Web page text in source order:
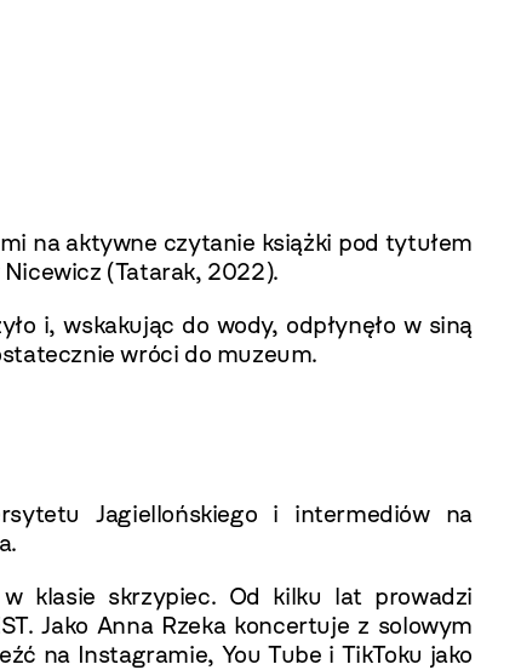
na aktywne czytanie książki pod tytułem
(Tatarak, 2022).
i, wskakując do wody, odpłynęło w siną
wróci do muzeum.
Jagiellońskiego i intermediów na
klasie skrzypiec. Od kilku lat prowadzi
Jako Anna Rzeka koncertuje z solowym
na Instagramie, You Tube i TikToku jako